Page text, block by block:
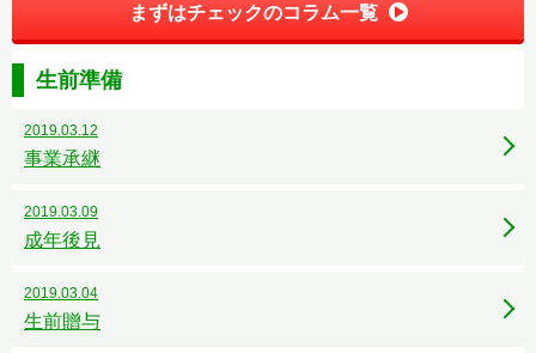
まずはチェックのコラム一覧
生前準備
2019.03.12
事業承継
2019.03.09
成年後見
2019.03.04
生前贈与